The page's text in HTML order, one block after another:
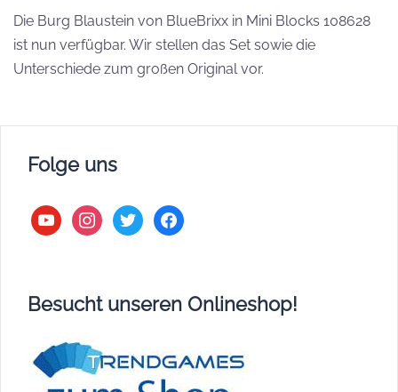
Die Burg Blaustein von BlueBrixx in Mini Blocks 108628
ist nun verfügbar. Wir stellen das Set sowie die
Unterschiede zum großen Original vor.
Folge uns
youtubeinstagram
twitter facebook
Besucht unseren Onlineshop!